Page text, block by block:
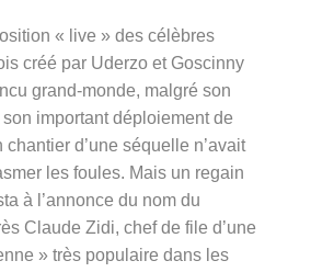
« live » des célèbres
créé par Uderzo et Goscinny
grand-monde, malgré son
important déploiement de
d’une séquelle n’avait
les foules. Mais un regain
à l’annonce du nom du
Claude Zidi, chef de file d’une
» très populaire dans les